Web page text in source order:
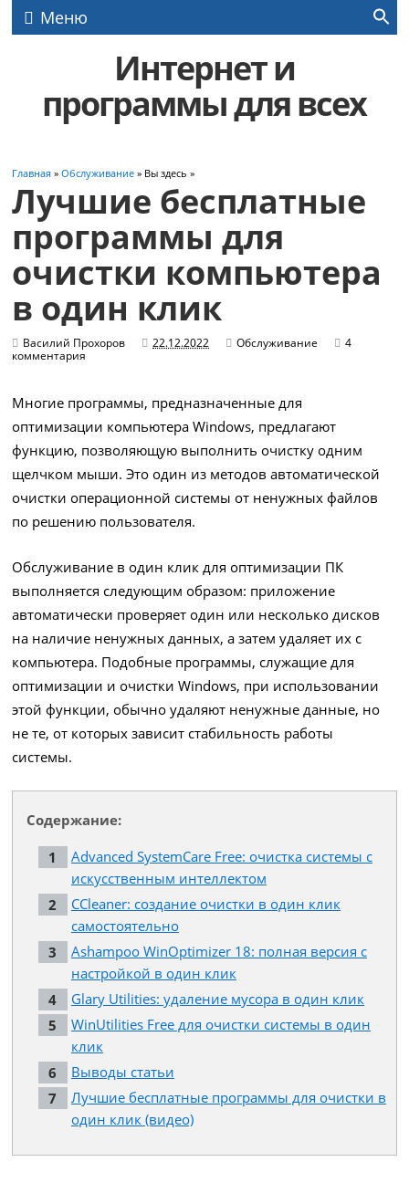
Меню
Интернет и
программы для всех
Главная »Обслуживание » Вы здесь »
Лучшие бесплатные
программы для
очистки компьютера
в один клик
Василий Прохоров 22.12.2022 Обслуживание
4
комментария
Многие программы, предназначенные для
оптимизации компьютера Windows, предлагают
функцию, позволяющую выполнить очистку одним
щелчком мыши. Это один из методов автоматической
очистки операционной системы от ненужных файлов
по решению пользователя.
Обслуживание в один клик для оптимизации ПК
выполняется следующим образом: приложение
автоматически проверяет один или несколько дисков
на наличие ненужных данных, а затем удаляет их с
компьютера. Подобные программы, служащие для
оптимизации и очистки Windows, при использовании
этой функции, обычно удаляют ненужные данные, но
не те, от которых зависит стабильность работы
системы.
Содержание:
Advanced SystemCare Free: очистка системы с
искусственным интеллектом
CCleaner: создание очистки в один клик
самостоятельно
Ashampoo WinOptimizer 18: полная версия с
настройкой в ​​один клик
Glary Utilities: удаление мусора в один клик
WinUtilities Free для очистки системы в один
клик
Выводы статьи
Лучшие бесплатные программы для очистки в
один клик (видео)